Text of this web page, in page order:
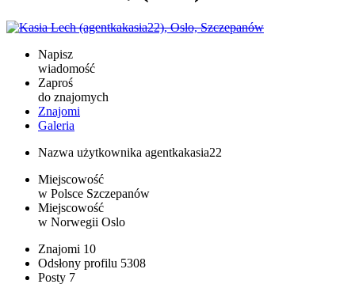
Napisz
wiadomość
Zaproś
do znajomych
Znajomi
Galeria
Nazwa użytkownika agentkakasia22
Miejscowość
w Polsce Szczepanów
Miejscowość
w Norwegii Oslo
Znajomi 10
Odsłony profilu 5308
Posty 7